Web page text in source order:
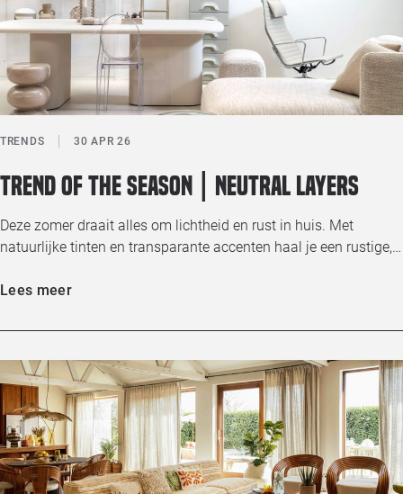
TRENDS 30 APR 26
Trend of the season | Neutral Layers
Deze zomer draait alles om lichtheid en rust in huis. Met
natuurlijke tinten en transparante accenten haal je een rustige,…
Lees meer